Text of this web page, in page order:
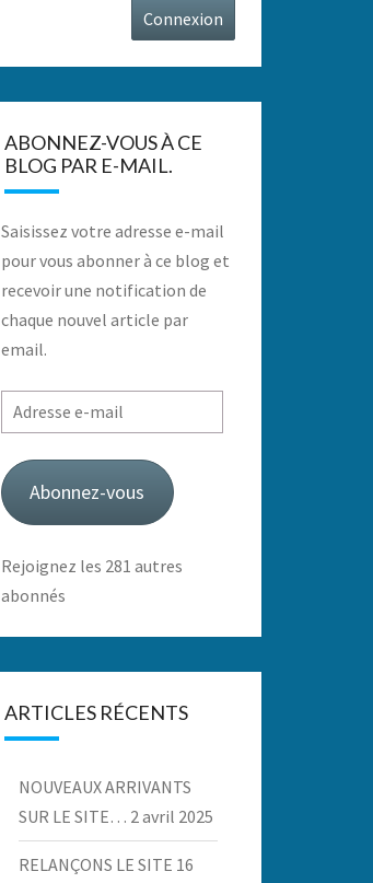
Connexion
ABONNEZ-VOUS À CE
BLOG PAR E-MAIL.
Saisissez votre adresse e-mail
pour vous abonner à ce blog et
recevoir une notification de
chaque nouvel article par
email.
Adresse
e-
mail
Abonnez-vous
Rejoignez les 281 autres
abonnés
ARTICLES RÉCENTS
NOUVEAUX ARRIVANTS
SUR LE SITE… 2 avril 2025
RELANÇONS LE SITE 16